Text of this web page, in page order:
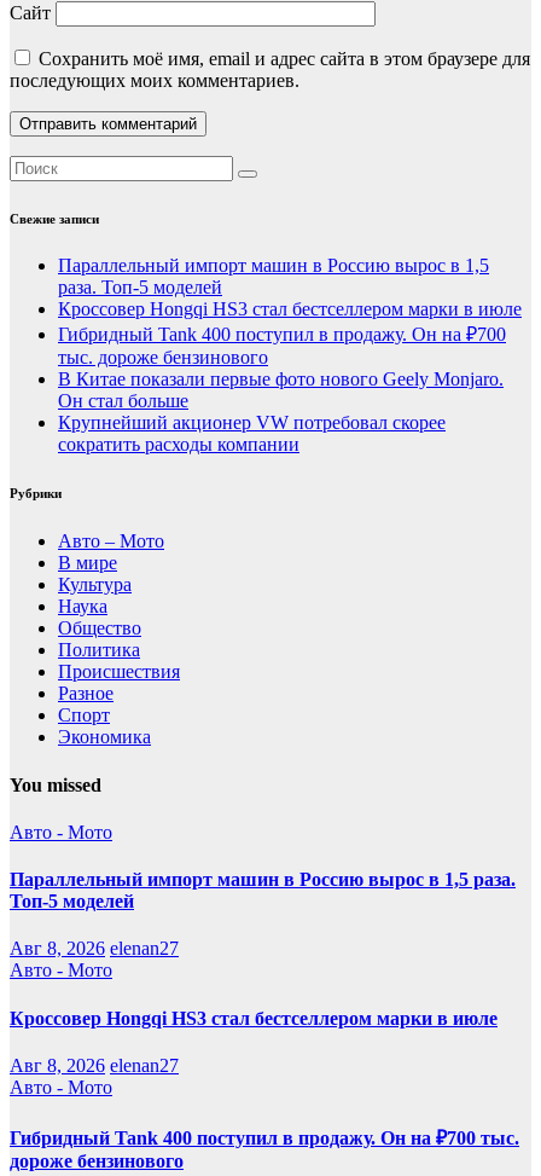
Сайт
Сохранить моё имя, email и адрес сайта в этом браузере для
последующих моих комментариев.
Свежие записи
Параллельный импорт машин в Россию вырос в 1,5
раза. Топ-5 моделей
Кроссовер Hongqi HS3 стал бестселлером марки в июле
Гибридный Tank 400 поступил в продажу. Он на ₽700
тыс. дороже бензинового
В Китае показали первые фото нового Geely Monjaro.
Он стал больше
Крупнейший акционер VW потребовал скорее
сократить расходы компании
Рубрики
Авто – Мото
В мире
Культура
Наука
Общество
Политика
Происшествия
Разное
Спорт
Экономика
You missed
Авто - Мото
Параллельный импорт машин в Россию вырос в 1,5 раза.
Топ-5 моделей
Авг 8, 2026 elenan27
Авто - Мото
Кроссовер Hongqi HS3 стал бестселлером марки в июле
Авг 8, 2026 elenan27
Авто - Мото
Гибридный Tank 400 поступил в продажу. Он на ₽700 тыс.
дороже бензинового